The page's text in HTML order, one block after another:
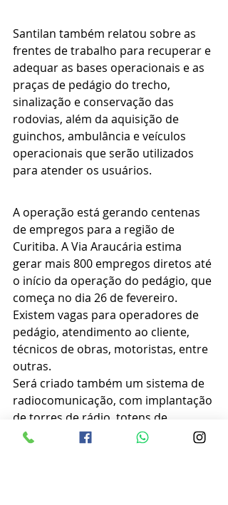
Santilan também relatou sobre as
frentes de trabalho para recuperar e
adequar as bases operacionais e as
praças de pedágio do trecho,
sinalização e conservação das
rodovias, além da aquisição de
guinchos, ambulância e veículos
operacionais que serão utilizados
para atender os usuários.
A operação está gerando centenas
de empregos para a região de
Curitiba. A Via Araucária estima
gerar mais 800 empregos diretos até
o início da operação do pedágio, que
começa no dia 26 de fevereiro.
Existem vagas para operadores de
pedágio, atendimento ao cliente,
técnicos de obras, motoristas, entre
outras.
Será criado também um sistema de
radiocomunicação, com implantação
de torres de rádio, totens de
atendimento nas bases operacionais